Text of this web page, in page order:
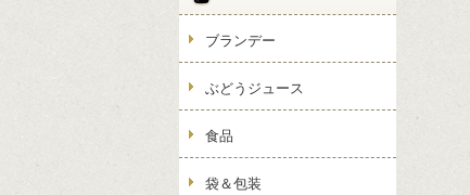
ブランデー
ぶどうジュース
食品
袋＆包装